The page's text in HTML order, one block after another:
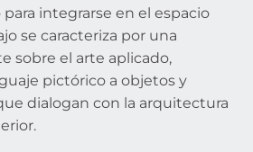
para integrarse en el espacio
se caracteriza por una
sobre el arte aplicado,
pictórico a objetos y
dialogan con la arquitectura